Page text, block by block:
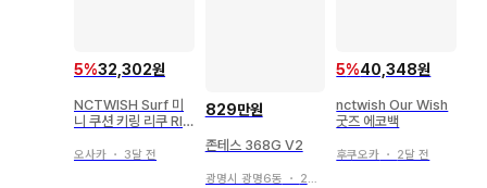
5%32,302원
NCTWISH Surf 미
니 쿠션 키링 리쿠 RIK
오사카 ・ 3달 전
829만원
존테스 368G V2
광명시 광명6동 ・ 2시간 전
5%40,348원
nctwish Our Wish
굿즈 에코백
후쿠오카 ・ 2달 전